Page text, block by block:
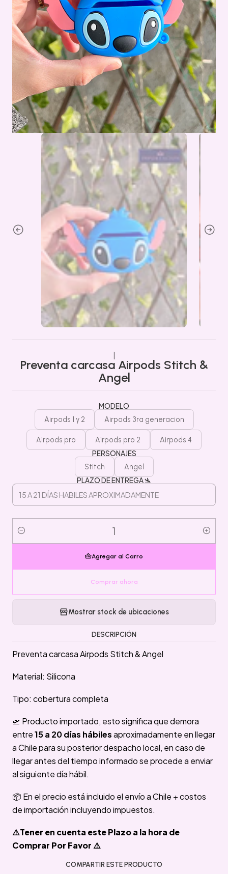
Preventa carcasa Airpods Stitch &
Angel
MODELO
Airpods 1 y 2 Airpods 3ra generacion
Airpods pro Airpods pro 2 Airpods 4
PERSONAJES
Stitch Angel
PLAZO DE ENTREGA 🛬
Cantidad
Agregar al Carro
Comprar ahora
Mostrar stock de ubicaciones
DESCRIPCIÓN
Preventa carcasa Airpods Stitch & Angel
Material: Silicona
Tipo: cobertura completa
🛫 Producto importado, esto significa que demora
entre15 a 20 días hábilesaproximadamente en llegar
a Chile para su posterior despacho local, en caso de
llegar antes del tiempo informado se procede a enviar
al siguiente día hábil.
📦 En el precio está incluido el envío a Chile + costos
de importación incluyendo impuestos.
⚠️Tener en cuenta este Plazo a la hora de
Comprar Por Favor ⚠️
COMPARTIR ESTE PRODUCTO